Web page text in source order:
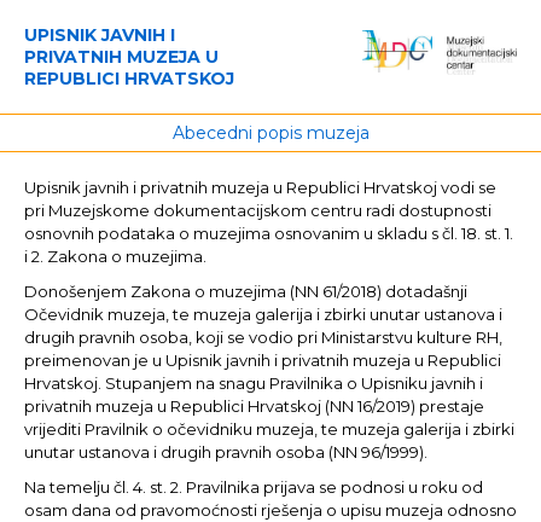
UPISNIK JAVNIH I
PRIVATNIH MUZEJA U
REPUBLICI HRVATSKOJ
Abecedni popis muzeja
Upisnik javnih i privatnih muzeja u Republici Hrvatskoj vodi se
pri Muzejskome dokumentacijskom centru radi dostupnosti
osnovnih podataka o muzejima osnovanim u skladu s čl. 18. st. 1.
i 2. Zakona o muzejima.
Donošenjem Zakona o muzejima (NN 61/2018) dotadašnji
Očevidnik muzeja, te muzeja galerija i zbirki unutar ustanova i
drugih pravnih osoba, koji se vodio pri Ministarstvu kulture RH,
preimenovan je u Upisnik javnih i privatnih muzeja u Republici
Hrvatskoj. Stupanjem na snagu Pravilnika o Upisniku javnih i
privatnih muzeja u Republici Hrvatskoj (NN 16/2019) prestaje
vrijediti Pravilnik o očevidniku muzeja, te muzeja galerija i zbirki
unutar ustanova i drugih pravnih osoba (NN 96/1999).
Na temelju čl. 4. st. 2. Pravilnika prijava se podnosi u roku od
osam dana od pravomoćnosti rješenja o upisu muzeja odnosno